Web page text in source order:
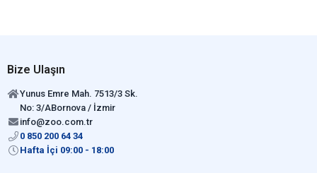
Bize Ulaşın
Yunus Emre Mah. 7513/3 Sk.
No: 3/ABornova / İzmir
info@zoo.com.tr
0 850 200 64 34
Hafta İçi 09:00 - 18:00